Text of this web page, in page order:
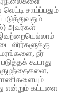
சாய்ப்பதும்
அவர்கள்
வீரர்களுக்கு
, நீர்
கூடாது
குழந்தைகளை,
என்றும் கட்டளை